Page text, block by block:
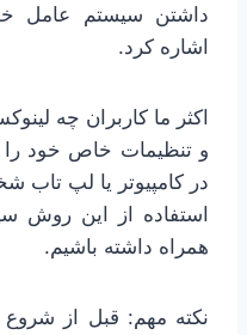
داشتن سیستم
اشاره کرد.
اکثر ما کاربران چه
و تنظیمات خاص خود را
در کامپیوتر یا لپ تاب
استفاده از این روش
همراه داشته باشیم.
نکته مهم: قبل از شروع